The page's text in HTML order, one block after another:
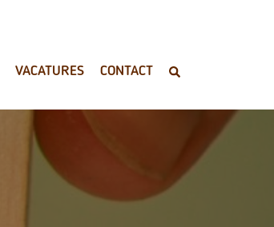
VACATURES CONTACT